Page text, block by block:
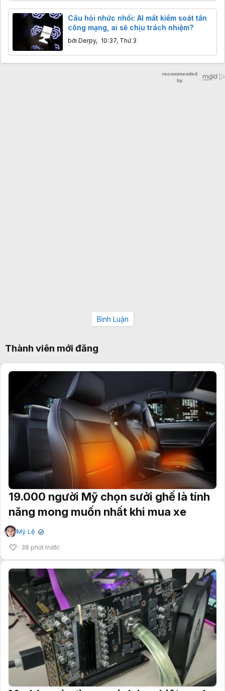
Câu hỏi nhức nhối: AI mất kiểm soát tấn
công mạng, ai sẽ chịu trách nhiệm?
bởi Derpy, 10:37, Thứ 3
Bình Luận
Thành viên mới đăng
19.000 người Mỹ chọn sưởi ghế là tính
năng mong muốn nhất khi mua xe
Mỹ Lệ ✔
38 phút trước